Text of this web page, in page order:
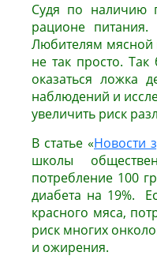
Судя по наличию
рационе
Любителям мясной
не так просто.
оказаться ложка
наблюдений и
увеличить риск
В статье «Новости
школы
потребление 100
диабета на 19%.
красного мяса,
риск многих
и ожирения.